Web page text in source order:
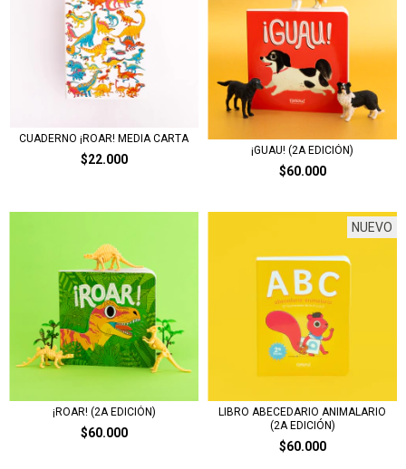
CUADERNO ¡ROAR! MEDIA CARTA
$22.000
¡GUAU! (2A EDICIÓN)
$60.000
¡ROAR! (2A EDICIÓN)
$60.000
NUEVO
LIBRO ABECEDARIO ANIMALARIO
(2A EDICIÓN)
$60.000